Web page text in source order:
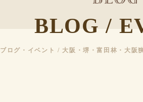
BLOG /
ブログ・イベント / 大阪・堺・富田林・大阪